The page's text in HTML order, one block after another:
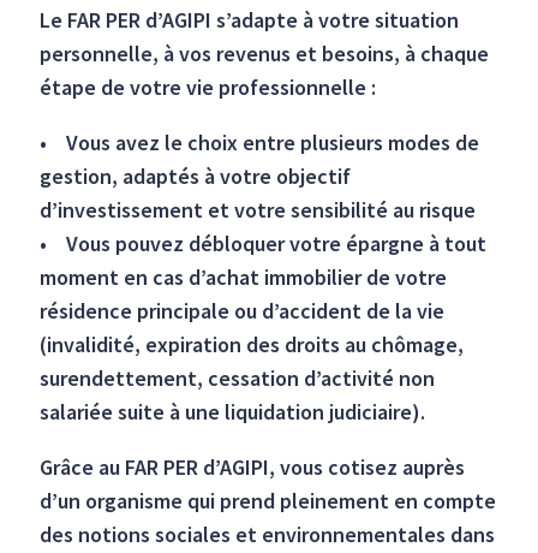
Le FAR PER d’AGIPI s’adapte à votre situation
personnelle, à vos revenus et besoins, à chaque
étape de votre vie professionnelle :
• Vous avez le choix entre plusieurs modes de
gestion, adaptés à votre objectif
d’investissement et votre sensibilité au risque
• Vous pouvez débloquer votre épargne à tout
moment en cas d’achat immobilier de votre
résidence principale ou d’accident de la vie
(invalidité, expiration des droits au chômage,
surendettement, cessation d’activité non
salariée suite à une liquidation judiciaire).
Grâce au FAR PER d’AGIPI, vous cotisez auprès
d’un organisme qui prend pleinement en compte
des notions sociales et environnementales dans